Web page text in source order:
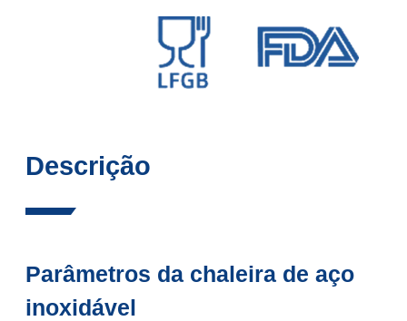
Descrição
Parâmetros da chaleira de aço
inoxidável